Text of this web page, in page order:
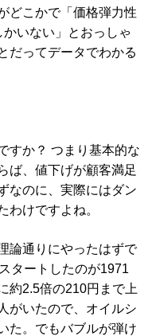
どこかで「価格弾力性
いない」とおっしゃ
だってデータでわかる
すか？ つまり基本的な
ば、値下げが顧客満足
なのに、実際にはダン
わけですよね。
論通りにやったはずで
タートしたのが1971
約2.5倍の210円まで上
がいたので、オイルシ
た。でもバブルが弾け